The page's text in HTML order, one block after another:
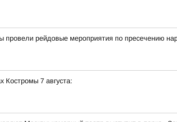
провели рейдовые мероприятия по пресечению
Костромы 7 августа: